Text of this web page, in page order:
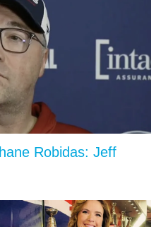
Robidas: Jeff